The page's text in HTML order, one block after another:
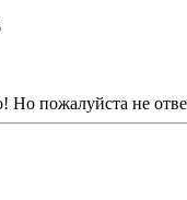
Но пожалуйста не